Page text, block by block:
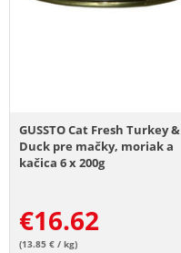
GUSSTO Cat Fresh Turkey &
Duck pre mačky, moriak a
kačica 6 x 200g
€16.62
(13.85 € / kg)